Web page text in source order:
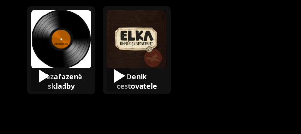
Nezařazené
skladby
Deník
cestovatele